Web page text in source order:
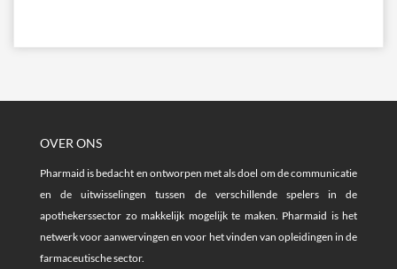
OVER ONS
Pharmaid is bedacht en ontworpen met als doel om de communicatie
en de uitwisselingen tussen de verschillende spelers in de
apothekerssector zo makkelijk mogelijk te maken. Pharmaid is het
netwerk voor aanwervingen en voor het vinden van opleidingen in de
farmaceutische sector.